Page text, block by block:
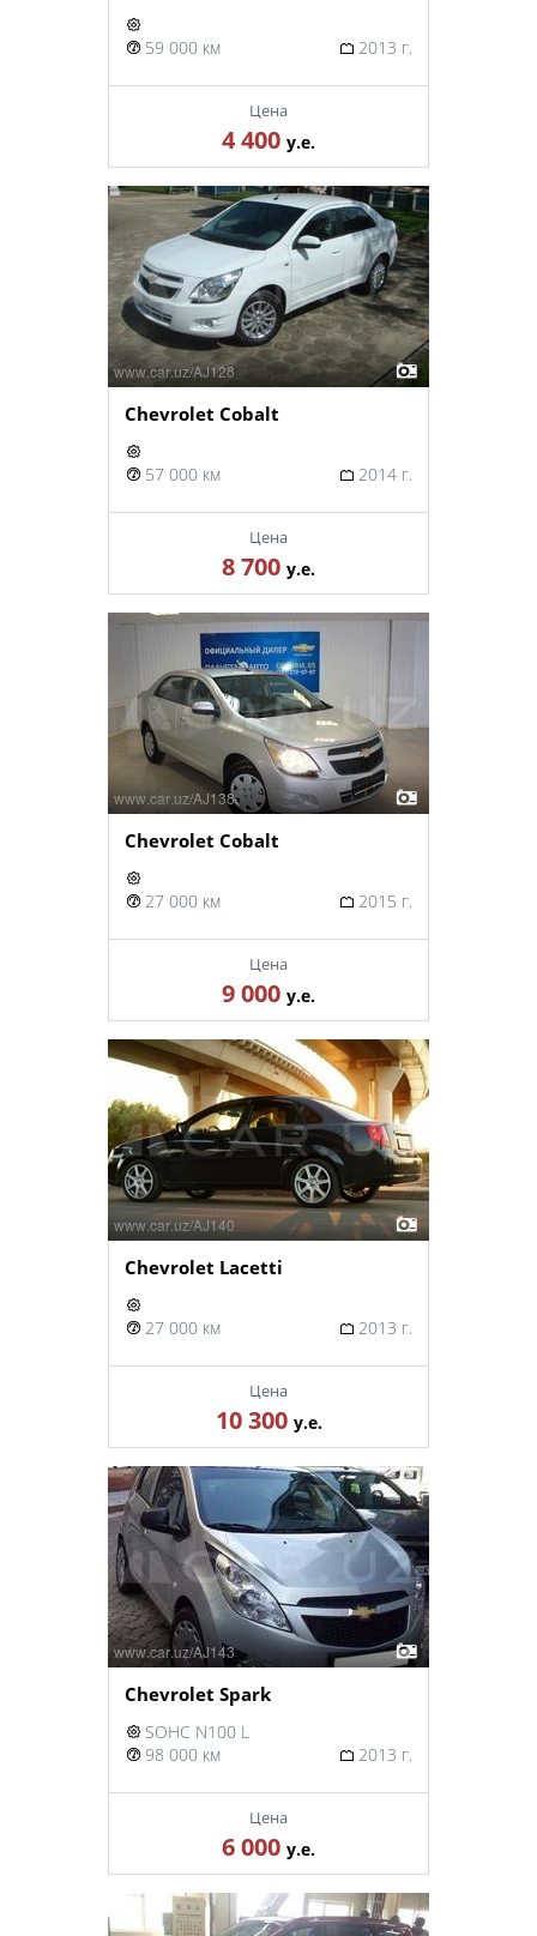
59 000 км 2013 г.
Цена
4 400 у.е.
Chevrolet Cobalt
57 000 км 2014 г.
Цена
8 700 у.е.
Chevrolet Cobalt
27 000 км 2015 г.
Цена
9 000 у.е.
Chevrolet Lacetti
27 000 км 2013 г.
Цена
10 300 у.е.
Chevrolet Spark
SOHC N100 L
98 000 км
2013 г.
Цена
6 000 у.е.